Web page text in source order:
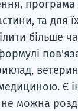
та для
більше
Є
не можна